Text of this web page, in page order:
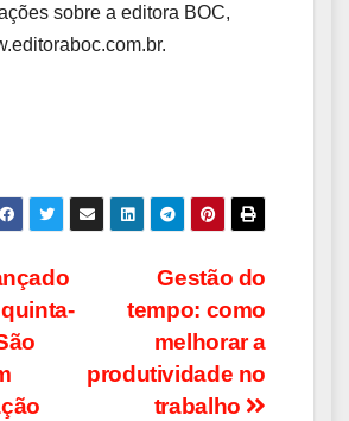
sobre a editora BOC,
Gestão do
tempo: como
melhorar a
produtividade no
trabalho